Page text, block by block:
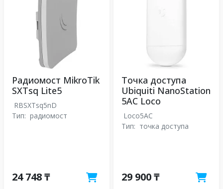
Радиомост MikroTik
SXTsq Lite5
RBSXTsq5nD
Тип: радиомост
24 748 ₸
Точка доступа
Ubiquiti NanoStation
5AC Loco
Loco5AC
Тип: точка доступа
29 900 ₸